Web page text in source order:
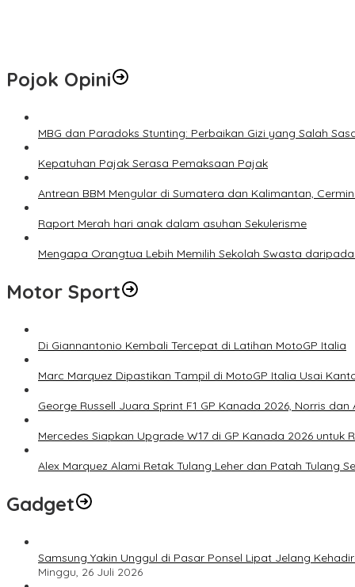
Pojok Opini
MBG dan Paradoks Stunting: Perbaikan Gizi yang Salah
Kepatuhan Pajak Serasa Pemaksaan Pajak
Antrean BBM Mengular di Sumatera dan Kalimantan,
Raport Merah hari anak dalam asuhan Sekulerisme
Mengapa Orangtua Lebih Memilih Sekolah Swasta
Motor Sport
Di Giannantonio Kembali Tercepat di Latihan MotoGP Italia
Marc Marquez Dipastikan Tampil di MotoGP Italia Usai
George Russell Juara Sprint F1 GP Kanada 2026, Norris
Mercedes Siapkan Upgrade W17 di GP Kanada 2026 untuk
Alex Marquez Alami Retak Tulang Leher dan Patah Tulang
Gadget
Samsung Yakin Unggul di Pasar Ponsel Lipat Jelang
Minggu, 26 Juli 2026